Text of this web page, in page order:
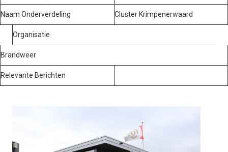
Naam Onderverdeling Cluster Krimpenerwaard
Organisatie
Brandweer
Relevante Berichten